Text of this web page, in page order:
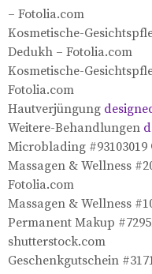
– Fotolia.com
Kosmetische-
Dedukh – Fotolia.com
Kosmetische-
Fotolia.com
Hautverjüngung
Weitere-Behandlungen
Microblading
Massagen & Wellness
Fotolia.com
Massagen & Wellness
Permanent Makup
shutterstock.com
Geschenkgutschein